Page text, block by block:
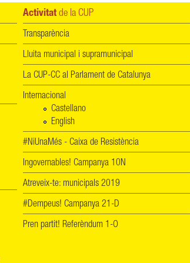
Activitat de la CUP
Transparència
Lluita municipal i supramunicipal
La CUP-CC al Parlament de Catalunya
Internacional
Castellano
English
#NiUnaMés - Caixa de Resistència
Ingovernables! Campanya 10N
Atreveix-te: municipals 2019
#Dempeus! Campanya 21-D
Pren partit! Referèndum 1-O